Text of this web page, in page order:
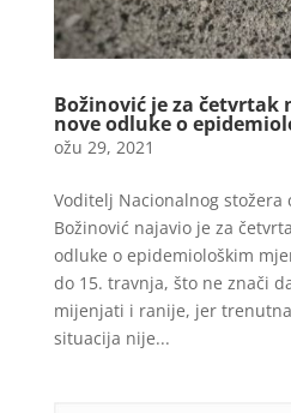
Božinović je za četvrtak
nove odluke o
ožu 29, 2021
Voditelj Nacionalnog stožera
Božinović najavio je za
odluke o epidemiološkim
do 15. travnja, što ne znači
mijenjati i ranije, jer
situacija nije...